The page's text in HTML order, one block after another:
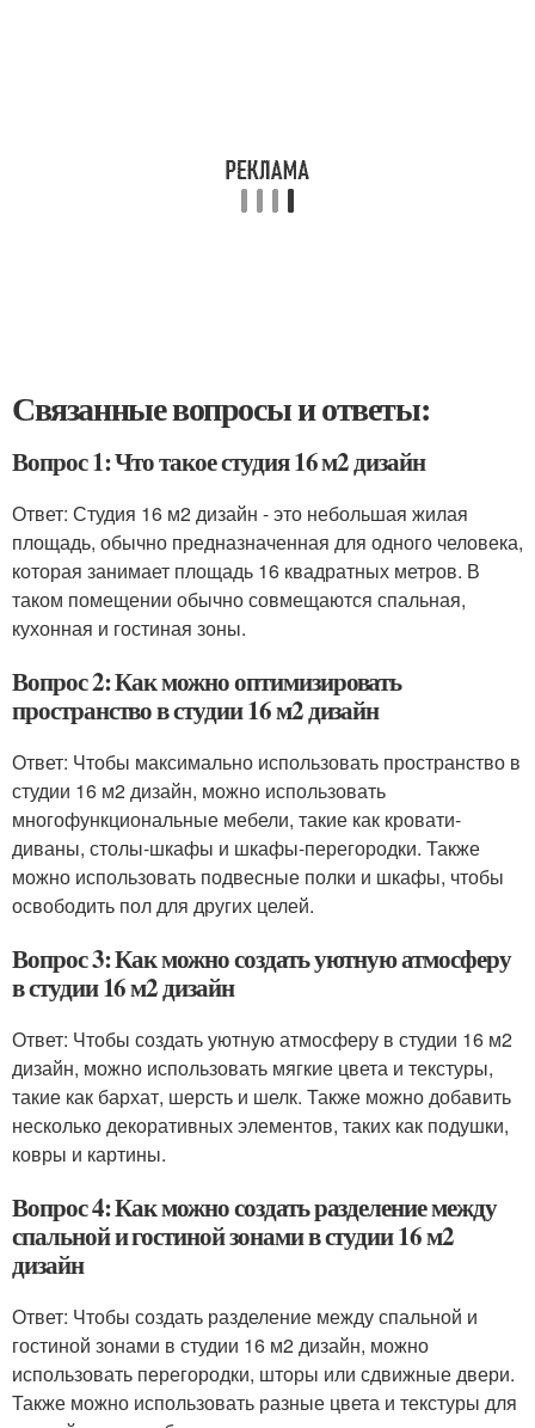
Связанные вопросы и ответы:
Вопрос 1: Что такое студия 16 м2 дизайн
Ответ: Студия 16 м2 дизайн - это небольшая жилая
площадь, обычно предназначенная для одного человека,
которая занимает площадь 16 квадратных метров. В
таком помещении обычно совмещаются спальная,
кухонная и гостиная зоны.
Вопрос 2: Как можно оптимизировать
пространство в студии 16 м2 дизайн
Ответ: Чтобы максимально использовать пространство в
студии 16 м2 дизайн, можно использовать
многофункциональные мебели, такие как кровати-
диваны, столы-шкафы и шкафы-перегородки. Также
можно использовать подвесные полки и шкафы, чтобы
освободить пол для других целей.
Вопрос 3: Как можно создать уютную атмосферу
в студии 16 м2 дизайн
Ответ: Чтобы создать уютную атмосферу в студии 16 м2
дизайн, можно использовать мягкие цвета и текстуры,
такие как бархат, шерсть и шелк. Также можно добавить
несколько декоративных элементов, таких как подушки,
ковры и картины.
Вопрос 4: Как можно создать разделение между
спальной и гостиной зонами в студии 16 м2
дизайн
Ответ: Чтобы создать разделение между спальной и
гостиной зонами в студии 16 м2 дизайн, можно
использовать перегородки, шторы или сдвижные двери.
Также можно использовать разные цвета и текстуры для